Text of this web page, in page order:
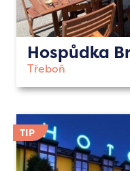
Hospůdka
Třeboň